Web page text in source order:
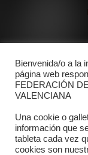
Bienvenida/o a la
página web
FEDERACIÓN
VALENCIANA
Una cookie o
información que
tableta cada vez
cookies son